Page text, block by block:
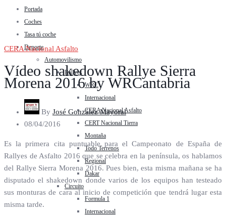
Portada
Coches
Tasa tú coche
Deporte
Automovilismo
Rallyes
WRC
Internacional
CERA Nacional Asfalto
CERT Nacional Tierra
Montaña
Todo Terrenos
Regional
Dakar
Circuito
Formula 1
Internacional
CERA Nacional Asfalto
Vídeo shakedown Rallye Sierra
Morena 2016 by WRCantabria
By José González Mayoral
08/04/2016
Es la primera cita puntuable para el Campeonato de España de
Rallyes de Asfalto 2016 que se celebra en la península, os hablamos
del Rallye Sierra Morena 2016. Pues bien, esta misma mañana se ha
disputado el shakedown donde varios de los equipos han testeado
sus monturas de cara al inicio de competición que tendrá lugar esta
misma tarde.